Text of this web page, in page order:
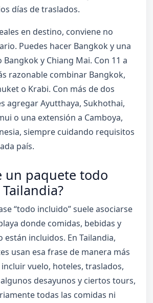
días de traslados.
en destino, conviene no
Puedes hacer Bangkok y una
Bangkok y Chiang Mai. Con 11 a
razonable combinar Bangkok,
o Krabi. Con más de dos
agregar Ayutthaya, Sukhothai,
o una extensión a Camboya,
siempre cuidando requisitos
país.
un paquete todo
“todo incluido” suele asociarse
donde comidas, bebidas y
incluidos. En Tailandia,
usan esa frase de manera más
vuelo, hoteles, traslados,
desayunos y ciertos tours,
todas las comidas ni